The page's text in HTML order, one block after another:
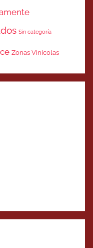
Sin categoría
Zonas Vinicolas